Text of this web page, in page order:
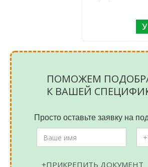
ПОМОЖЕМ
К ВАШЕЙ
Просто оставьте заявку на
+ПРИКРЕПИТЬ ДОКУМЕНТ